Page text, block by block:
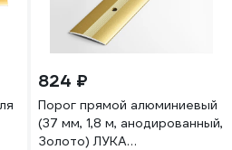
824 ₽
Порог прямой алюминиевый
(37 мм, 1,8 м, анодированный,
Золото) ЛУКА